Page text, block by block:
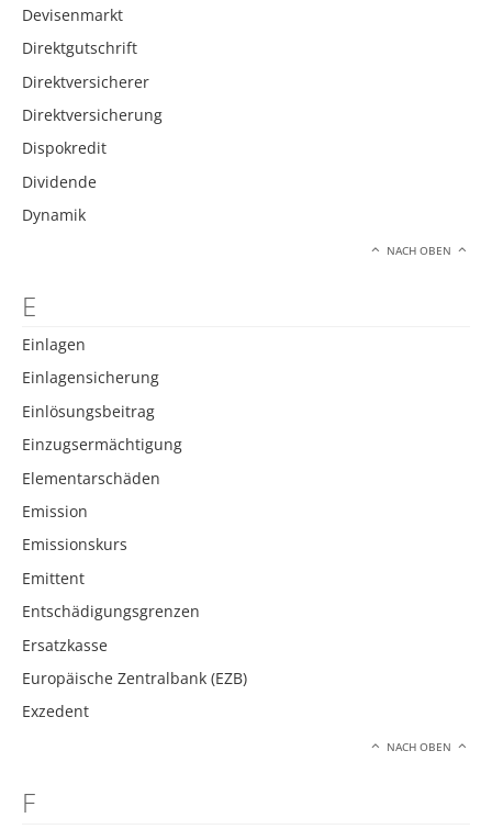
Devisenmarkt
Direktgutschrift
Direktversicherer
Direktversicherung
Dispokredit
Dividende
Dynamik
NACH OBEN
E
Einlagen
Einlagensicherung
Einlösungsbeitrag
Einzugsermächtigung
Elementarschäden
Emission
Emissionskurs
Emittent
Entschädigungsgrenzen
Ersatzkasse
Europäische Zentralbank (EZB)
Exzedent
NACH OBEN
F